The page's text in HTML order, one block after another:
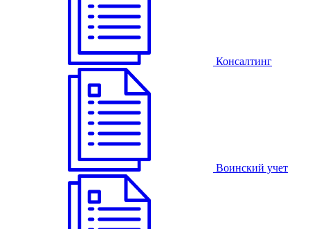
Консалтинг
Воинский учет